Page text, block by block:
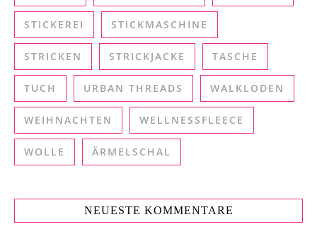
STICKEREI STICKMASCHINE
STRICKEN STRICKJACKE TASCHE
TUCH URBAN THREADS WALKLODEN
WEIHNACHTEN WELLNESSFLEECE
WOLLE ÄRMELSCHAL
NEUESTE KOMMENTARE